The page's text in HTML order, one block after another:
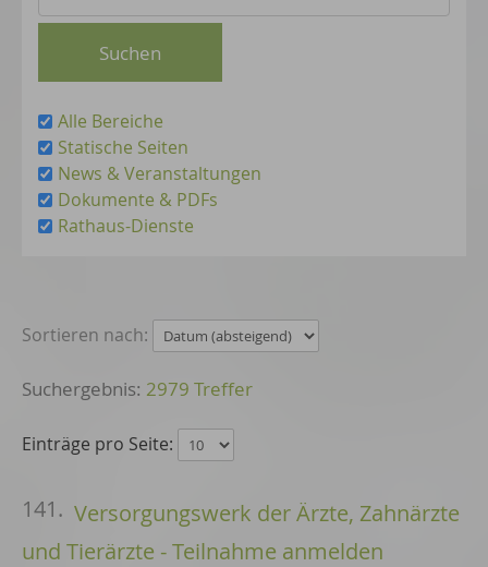
Alle Bereiche
Statische Seiten
News & Veranstaltungen
Dokumente & PDFs
Rathaus-Dienste
Sortieren nach:
2979 Treffer
Einträge pro Seite:
141. Versorgungswerk der Ärzte, Zahnärzte
und Tierärzte - Teilnahme anmelden